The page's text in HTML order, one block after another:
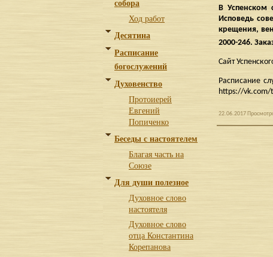
собора
Ход работ
Десятина
Расписание
богослужений
Духовенство
Протоиерей
Евгений
Попиченко
Беседы с настоятелем
Благая часть на
Союзе
Для души полезное
Духовное слово
настоятеля
Духовное слово
отца Константина
Корепанова
В Успенском
Исповедь
крещения,
2000-246.
Сайт
Расписание
https://vk.com/
22.06.2017